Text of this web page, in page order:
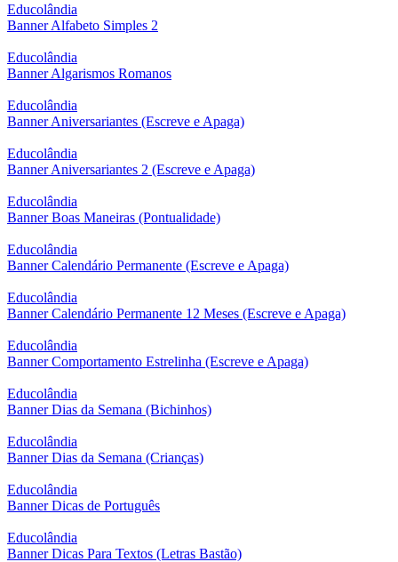
Educolândia
Banner Alfabeto Simples 2
Educolândia
Banner Algarismos Romanos
Educolândia
Banner Aniversariantes (Escreve e Apaga)
Educolândia
Banner Aniversariantes 2 (Escreve e Apaga)
Educolândia
Banner Boas Maneiras (Pontualidade)
Educolândia
Banner Calendário Permanente (Escreve e Apaga)
Educolândia
Banner Calendário Permanente 12 Meses (Escreve e Apaga)
Educolândia
Banner Comportamento Estrelinha (Escreve e Apaga)
Educolândia
Banner Dias da Semana (Bichinhos)
Educolândia
Banner Dias da Semana (Crianças)
Educolândia
Banner Dicas de Português
Educolândia
Banner Dicas Para Textos (Letras Bastão)